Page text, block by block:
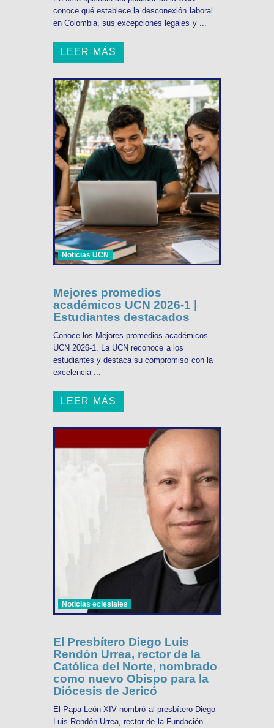
conoce qué establece la desconexión laboral
en Colombia, sus excepciones legales y ...
LEER MÁS
Noticias UCN
Mejores promedios
académicos UCN 2026-1 |
Estudiantes destacados
Conoce los Mejores promedios académicos
UCN 2026-1. La UCN reconoce a los
estudiantes y destaca su compromiso con la
excelencia ...
LEER MÁS
Noticias eclesiales
El Presbítero Diego Luis
Rendón Urrea, rector de la
Católica del Norte, nombrado
como nuevo Obispo para la
Diócesis de Jericó
El Papa León XIV nombró al presbítero Diego
Luis Rendón Urrea, rector de la Fundación